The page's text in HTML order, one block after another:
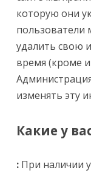
которую они
пользователи
удалить свою
время (кроме
изменять эту
Какие у
: При наличии